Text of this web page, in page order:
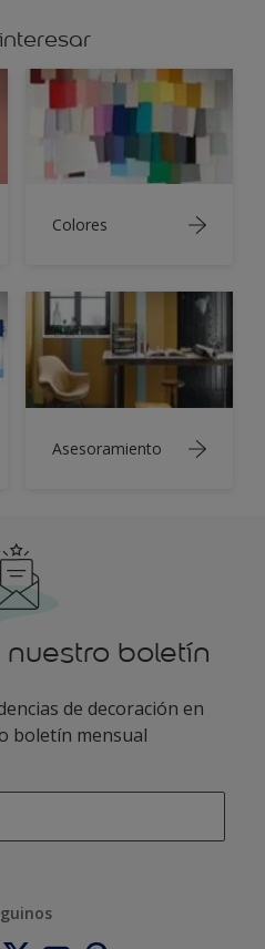
Colores
Asesoramiento
boletín
de decoración en
boletín mensual